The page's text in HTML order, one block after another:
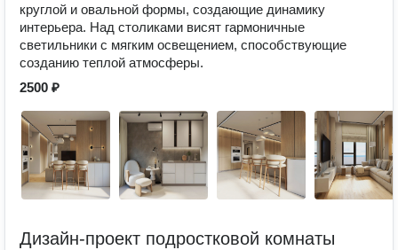
круглой и овальной формы, создающие динамику
интерьера. Над столиками висят гармоничные
светильники с мягким освещением, способствующие
созданию теплой атмосферы.
2500 ₽
Дизайн-проект подростковой комнаты